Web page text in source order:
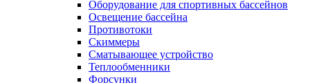
Оборудование для спортивных бассейнов
Освещение бассейна
Противотоки
Скиммеры
Сматывающее устройство
Теплообменники
Форсунки